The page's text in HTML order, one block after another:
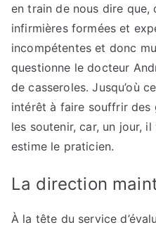
en train de nous dire que,
infirmières formées et
incompétentes et donc
questionne le docteur
de casseroles. Jusqu’où
intérêt à faire souffrir des
les soutenir, car, un jour,
estime le praticien.
La direction
À la tête du service